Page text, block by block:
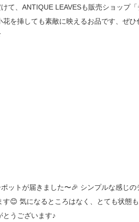
て、ANTIQUE LEAVESも販売ショップ
を挿しても素敵に映えるお品です、ぜ
ットが届きました〜🎉 シンプルな感じ
😊 気になるところはなく、とても状態
うございます♪